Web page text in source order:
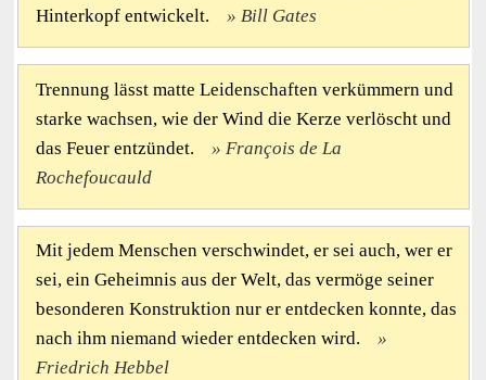
Hinterkopf entwickelt.
Bill Gates
Trennung lässt matte Leidenschaften verkümmern und
starke wachsen, wie der Wind die Kerze verlöscht und
das Feuer entzündet.
François de La
Rochefoucauld
Mit jedem Menschen verschwindet, er sei auch, wer er
sei, ein Geheimnis aus der Welt, das vermöge seiner
besonderen Konstruktion nur er entdecken konnte, das
nach ihm niemand wieder entdecken wird.
Friedrich Hebbel